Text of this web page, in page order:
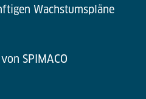
Wachstumspläne
SPIMACO